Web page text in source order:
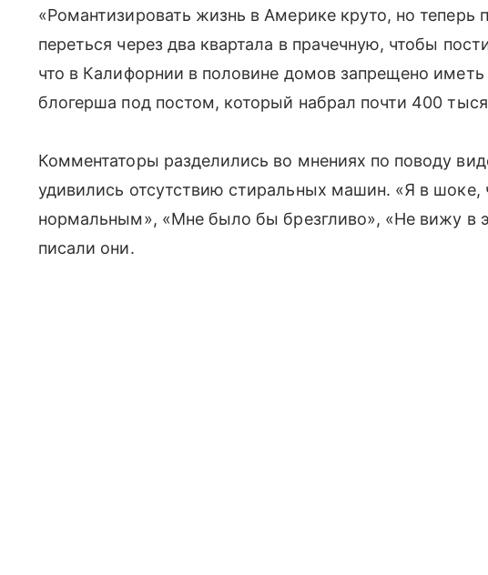
«Романтизировать жизнь в Америке круто, но теперь
переться через два квартала в прачечную, чтобы
что в Калифорнии в половине домов запрещено
блогерша под постом, который набрал почти 400
Комментаторы разделились во мнениях по поводу
удивились отсутствию стиральных машин. «Я в шоке,
нормальным», «Мне было бы брезгливо», «Не вижу в
писали они.